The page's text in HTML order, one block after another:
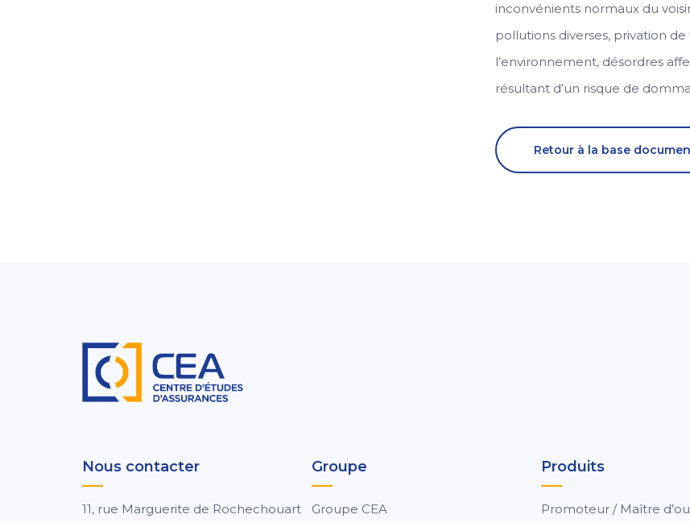
inconvénients normaux du
pollutions diverses, privation
l’environnement, désordres
résultant d’un risque de
Retour à la base
Nous contacter
11, rue Marguerite de Rochechouart
Groupe
Groupe CEA
Produits
Promoteur / Maître